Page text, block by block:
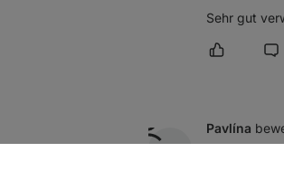
Sehr gut
Rezension
Pavlína